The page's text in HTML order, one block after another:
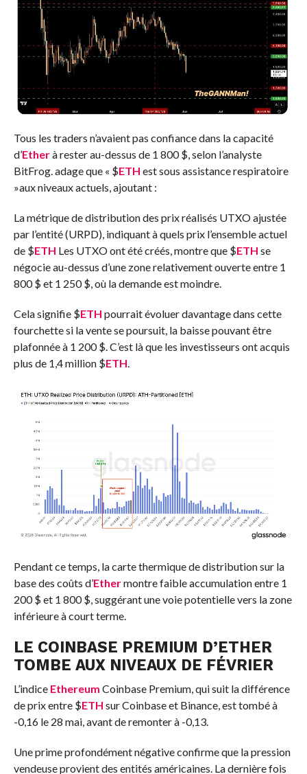
Tous les traders n’avaient pas confiance dans la capacité
d’Etherà rester au-dessus de 1 800 $, selon l’analyste
BitFrog. adageque « $ETH est sous assistance respiratoire
»aux niveaux actuels, ajoutant :
La métrique de distribution des prix réalisés UTXO ajustée
par l’entité (URPD), indiquant à quels prix l’ensemble actuel
de $ETH Les UTXO ont été créés, montreque $ETH se
négocie au-dessus d’une zone relativement ouverte entre 1
800 $ et 1 250 $, où la demande est moindre.
Cela signifie $ETH pourrait évoluer davantage dans cette
fourchette si la vente se poursuit, la baisse pouvant être
plafonnée à 1 200 $. C’est là que les investisseurs ont acquis
plus de 1,4 million $ETH
Pendant ce temps, la carte thermique de distribution sur la
base des coûts d’Ethermontrefaible accumulation entre 1
200 $ et 1 800 $, suggérant une voie potentielle vers la zone
inférieure à court terme.
LE COINBASE PREMIUM D’ETHER
TOMBE AUX NIVEAUX DE FÉVRIER
L’indice Ethereum Coinbase Premium, qui suit la différence
de prix entre $ETH sur Coinbase et Binance, est tombé à
-0,16 le 28 mai, avant de remonter à -0,13.
Une prime profondément négative confirme que la pression
vendeuse provient des entités américaines. La dernière fois